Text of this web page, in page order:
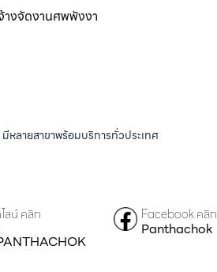
างจัดงานศพพังงา
หลายสาขาพร้อมบริการทั่วประเทศ
ลน์ คลิก Facebook คลิก
Panthachok